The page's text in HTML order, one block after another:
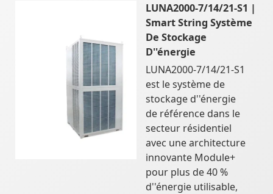
LUNA2000-7/14/21-S1 |
Smart String Système
De Stockage
D''énergie
LUNA2000-7/14/21-S1
est le système de
stockage d''énergie
de référence dans le
secteur résidentiel
avec une architecture
innovante Module+
pour plus de 40 %
d''énergie utilisable,